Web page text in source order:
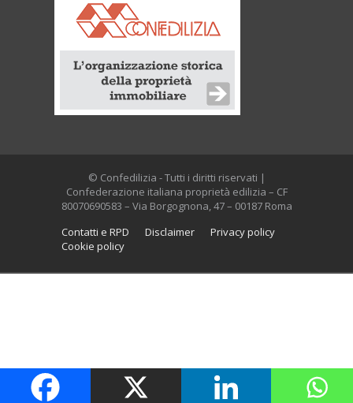
© Confedilizia - Tutti i diritti riservati |
Confederazione italiana proprietà edilizia – CF
80070690583 – Via Borgognona, 47 – 00187 Roma
Contatti e RPD
Disclaimer
Privacy policy
Cookie policy